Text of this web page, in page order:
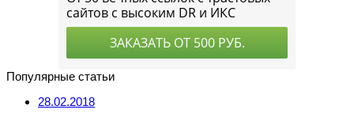
Популярные статьи
28.02.2018